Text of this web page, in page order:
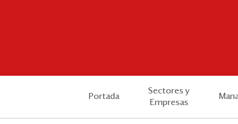
Portada
Sectores y
Empresas